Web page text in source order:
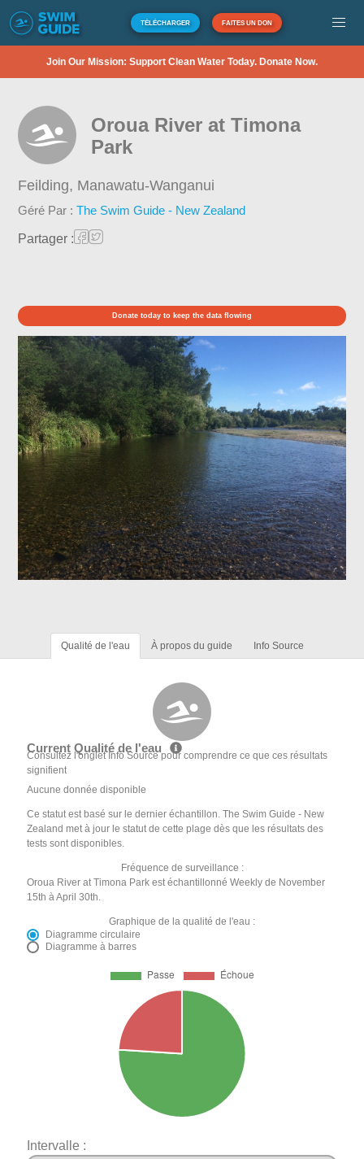
TÉLÉCHARGER FAITES UN DON
Join Our Mission: Support Clean Water Today. Donate Now.
Oroua River at Timona
Park
Feilding, Manawatu-Wanganui
Géré Par :The Swim Guide - New Zealand
Partager :
Donate today to keep the data flowing
Qualité de l'eau À propos du guide Info Source
Current Qualité de l'eau
Consultez l'onglet Info Source pour comprendre ce que ces résultats
signifient
Aucune donnée disponible
Ce statut est basé sur le dernier échantillon. The Swim Guide - New
Zealand met à jour le statut de cette plage dès que les résultats des
tests sont disponibles.
Fréquence de surveillance :
Oroua River at Timona Park est échantillonné Weekly de November
15th à April 30th.
Graphique de la qualité de l'eau :
Diagramme circulaire
Diagramme à barres
Intervalle :